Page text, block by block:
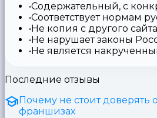
Содержательный, с
Соответствует нормам
Не копия с другого сайта
Не нарушает законы
Не является
Последние отзывы
Почему не стоит доверять
франшизах